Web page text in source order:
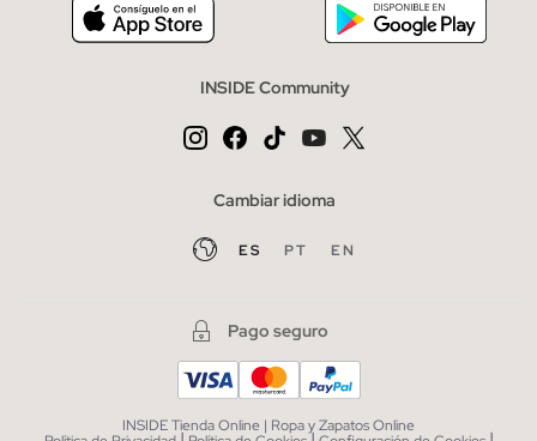
INSIDE Community
Cambiar idioma
ES PT EN
Pago seguro
INSIDE Tienda Online | Ropa y Zapatos Online